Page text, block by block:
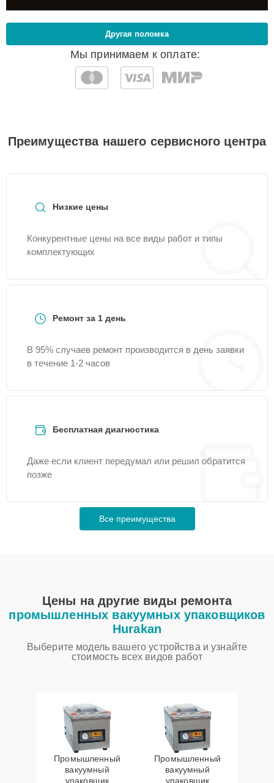
Мы принимаем к оплате:
Другая поломка
Преимущества нашего сервисного центра
Низкие цены
Конкурентные цены на все виды работ и типы
комплектующих
Ремонт за 1 день
В 95% случаев ремонт производится в день заявки
в течение 1-2 часов
Бесплатная диагностика
Даже если клиент передумал или решил обратится
позже
Все преимущества
Цены на другие виды ремонта
промышленных вакуумных упаковщиков
Hurakan
Выберите модель вашего устройства и узнайте
стоимость всех видов работ
Промышленный
вакуумный
упаковщик
Промышленный
вакуумный
упаковщик